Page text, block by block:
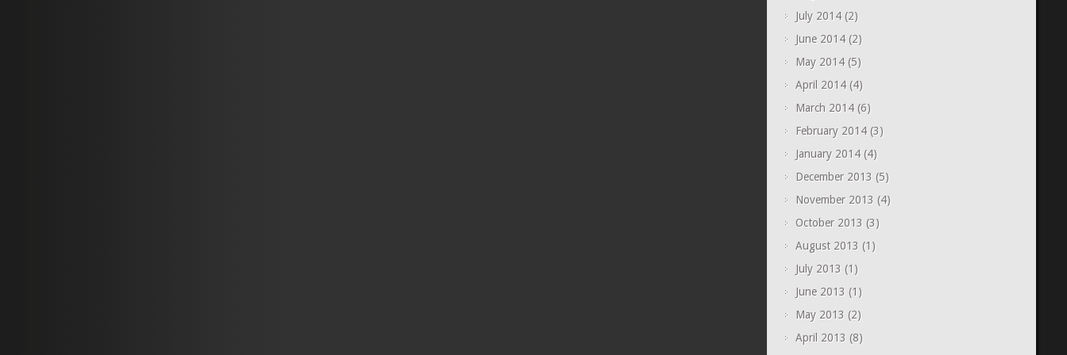
July 2014(2)
June 2014(2)
May 2014(5)
April 2014(4)
March 2014(6)
February 2014(3)
January 2014(4)
December 2013 (5)
November 2013 (4)
October 2013 (3)
August 2013 (1)
July 2013 (1)
June 2013 (1)
May 2013 (2)
April 2013 (8)